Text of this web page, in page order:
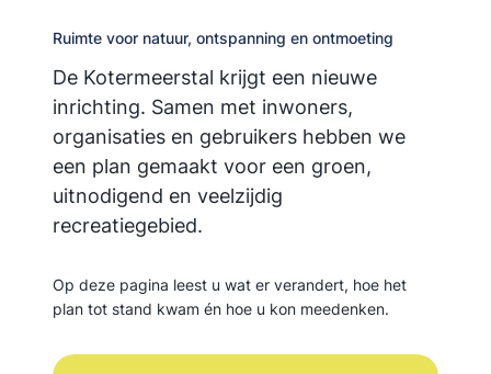
Ruimte voor natuur, ontspanning en ontmoeting
De Kotermeerstal krijgt een nieuwe
inrichting. Samen met inwoners,
organisaties en gebruikers hebben we
een plan gemaakt voor een groen,
uitnodigend en veelzijdig
recreatiegebied.
Op deze pagina leest u wat er verandert, hoe het
plan tot stand kwam én hoe u kon meedenken.